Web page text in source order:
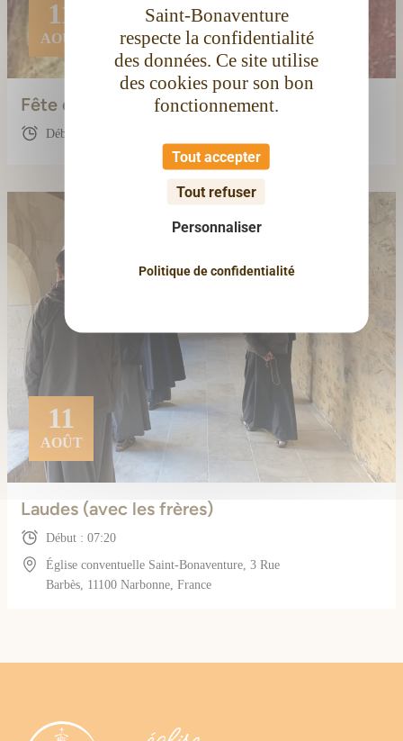
Saint-Bonaventure
respecte la confidentialité
des données. Ce site utilise
des cookies pour son bon
fonctionnement.
Tout accepter
Tout refuser
Personnaliser
Politique de confidentialité
11
AOÛT
Fête de sainte Claire
Début : 00:00
11
AOÛT
Laudes (avec les frères)
Début : 07:20
Église conventuelle Saint-Bonaventure, 3 Rue
Barbès, 11100 Narbonne, France